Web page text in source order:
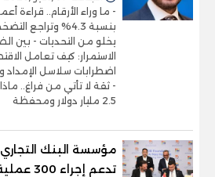
- ما وراء الأرقام.. قراءة
بنسبة 4.3% وتراجع
يخلو من التحديات - بين
الاستمرار: كيف تعامل
اضطرابات سلاسل الإمداد
- ثقة لا تأتي من فراغ..
2.5 مليار دولار ومحفظة
تدعم